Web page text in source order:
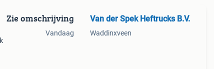
Zie omschrijving
Vandaag
Van der Spek Heftrucks B.V.
Waddinxveen